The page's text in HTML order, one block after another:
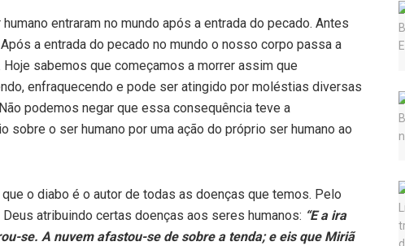
entraram no mundo após a entrada do pecado. Antes
a entrada do pecado no mundo o nosso corpo passa a
sabemos que começamos a morrer assim que
enfraquecendo e pode ser atingido por moléstias diversas
podemos negar que essa consequência teve a
sobre o ser humano por uma ação do próprio ser humano ao
o diabo é o autor de todas as doenças que temos. Pelo
atribuindo certas doenças aos seres humanos: “E a ira
se. A nuvem afastou-se de sobre a tenda; e eis que Miriã